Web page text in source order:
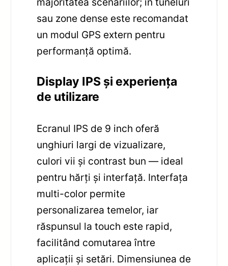
sau zone dense este recomandat
un modul GPS extern pentru
performanță optimă.
Display IPS și experiența
de utilizare
Ecranul IPS de 9 inch oferă
unghiuri largi de vizualizare,
culori vii și contrast bun — ideal
pentru hărți și interfață. Interfața
multi-color permite
personalizarea temelor, iar
răspunsul la touch este rapid,
facilitând comutarea între
aplicații și setări. Dimensiunea de